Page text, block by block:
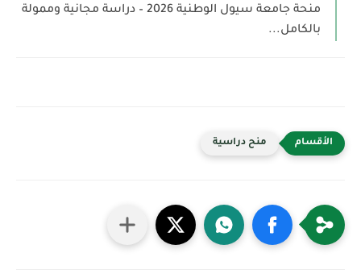
منحة جامعة سيول الوطنية 2026 – دراسة مجانية وممولة
بالكامل...
منح دراسية